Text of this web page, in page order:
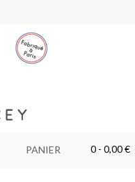
PANIER 0 - 0,00 €